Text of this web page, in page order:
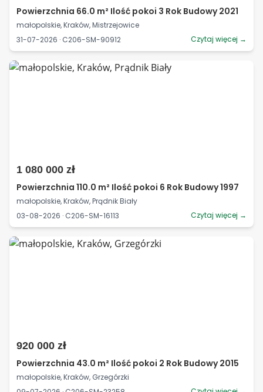
Powierzchnia 66.0 m² Ilość pokoi 3 Rok Budowy 2021
małopolskie, Kraków, Mistrzejowice
31-07-2026 · C206-SM-90912
Czytaj więcej →
1 080 000 zł
Powierzchnia 110.0 m² Ilość pokoi 6 Rok Budowy 1997
małopolskie, Kraków, Prądnik Biały
03-08-2026 · C206-SM-16113
Czytaj więcej →
920 000 zł
Powierzchnia 43.0 m² Ilość pokoi 2 Rok Budowy 2015
małopolskie, Kraków, Grzegórzki